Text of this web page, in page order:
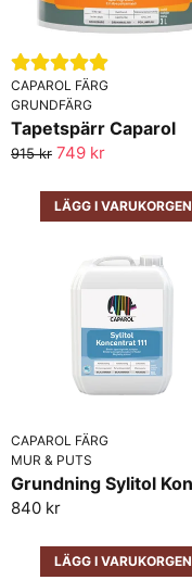
CAPAROL FÄRG
GRUNDFÄRG
Tapetspärr Caparol
915 kr 749 kr
LÄGG I VARUKORGEN
CAPAROL FÄRG
MUR & PUTS
840 kr
LÄGG I VARUKORGEN